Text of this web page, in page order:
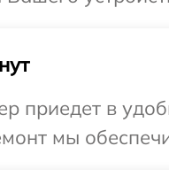
приедет в
мы